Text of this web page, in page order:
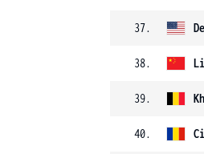
37.
38.
39.
40.